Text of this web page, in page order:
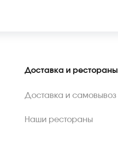
Доставка и рестораны
Доставка и самовывоз
Наши рестораны